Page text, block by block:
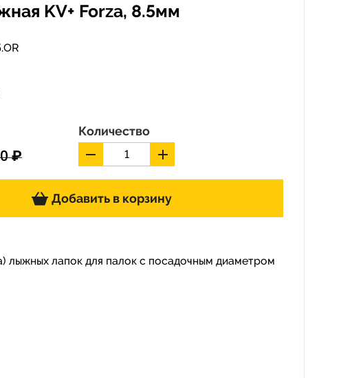
KV+ Forza, 8.5мм
₽
Количество
Добавить в корзину
лыжных лапок для палок с посадочным диаметром